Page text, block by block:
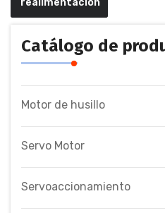
realimentación
Catálogo de
Motor de husillo
Servo Motor
Servoaccionamiento